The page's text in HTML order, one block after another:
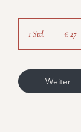
1 Std.
d
€ 27
Weiter